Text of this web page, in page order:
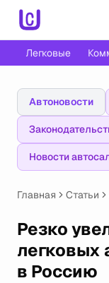
Легковые
Автоновости
Новости
Главная Статьи
Резко
легковых
в Россию